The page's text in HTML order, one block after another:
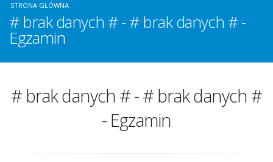
STRONA GŁÓWNA
# brak danych # - # brak danych # -
Egzamin
# brak danych # - # brak danych #
- Egzamin